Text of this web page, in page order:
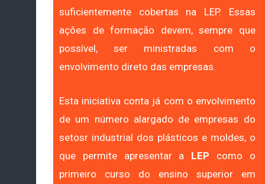
suficientemente cobertas na LEP. Essas
ações de formação devem, sempre que
possível, ser ministradas com o
envolvimento direto das empresas.
Esta iniciativa conta já com o envolvimento
de um número alargado de empresas do
setosr industrial dos plásticos e moldes, o
que permite apresentar a LEP como o
primeiro curso do ensino superior em